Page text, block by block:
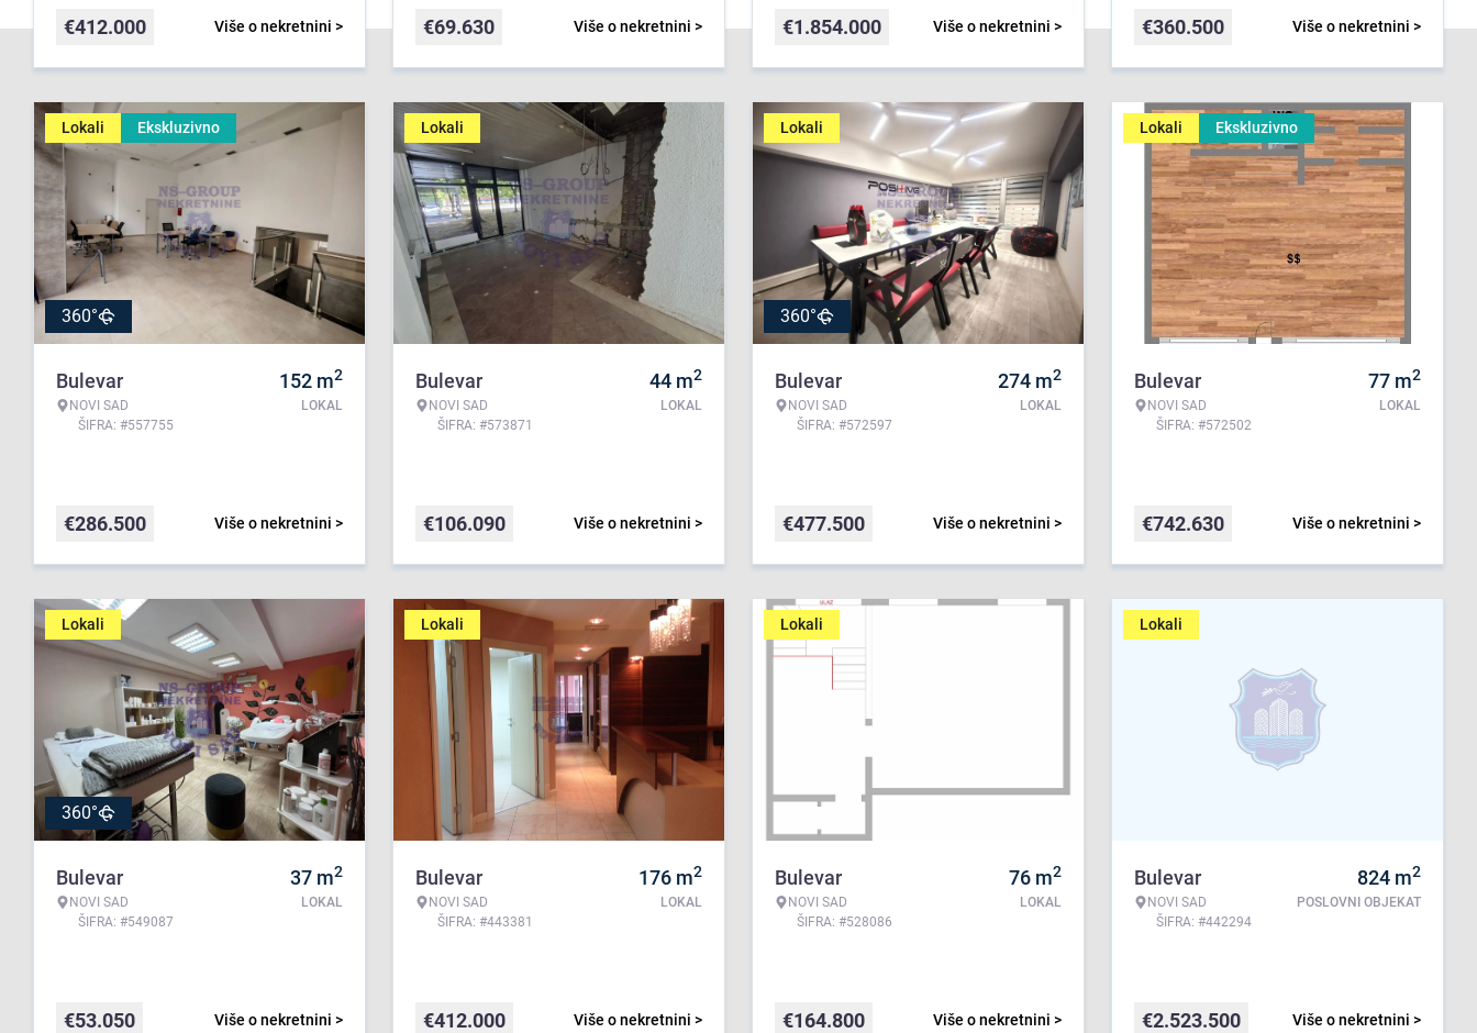
Više o nekretnini >
€412.000 Više o nekretnini >
€69.630 Više o nekretnini >
€1.854.000 Više o nekretnini >
€360.500
Lokali Ekskluzivno
360°
Bulevar
NOVI SAD
ŠIFRA: #557755
152 m2
LOKAL
Više o nekretnini >
€286.500
Lokali
Bulevar
NOVI SAD
ŠIFRA: #573871
44 m2
LOKAL
Više o nekretnini >
€106.090
Lokali
360°
Bulevar
NOVI SAD
ŠIFRA: #572597
274 m2
LOKAL
Više o nekretnini >
€477.500
Lokali Ekskluzivno
Bulevar
NOVI SAD
ŠIFRA: #572502
77 m2
LOKAL
Više o nekretnini >
€742.630
Lokali
360°
Bulevar
NOVI SAD
ŠIFRA: #549087
37 m2
LOKAL
Više o nekretnini >
€53.050
Lokali
Bulevar
NOVI SAD
ŠIFRA: #443381
176 m2
LOKAL
Više o nekretnini >
€412.000
Lokali
Bulevar
NOVI SAD
ŠIFRA: #528086
76 m2
LOKAL
Više o nekretnini >
€164.800
Lokali
Bulevar
NOVI SAD
ŠIFRA: #442294
824 m2
POSLOVNI OBJEKAT
Više o nekretnini >
€2.523.500